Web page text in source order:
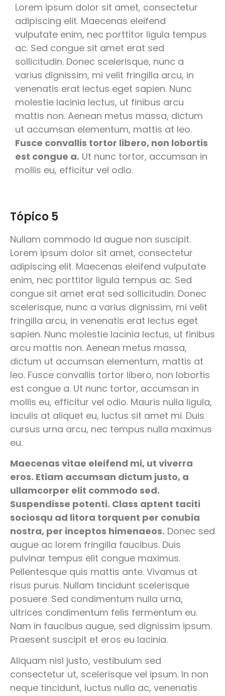
Lorem ipsum dolor sit amet, consectetur
adipiscing elit. Maecenas eleifend
vulputate enim, nec porttitor ligula tempus
ac. Sed congue sit amet erat sed
sollicitudin. Donec scelerisque, nunc a
varius dignissim, mi velit fringilla arcu, in
venenatis erat lectus eget sapien. Nunc
molestie lacinia lectus, ut finibus arcu
mattis non. Aenean metus massa, dictum
ut accumsan elementum, mattis at leo.
Fusce convallis tortor libero, non lobortis
est congue a. Ut nunc tortor, accumsan in
mollis eu, efficitur vel odio.
Tópico 5
Nullam commodo id augue non suscipit.
Lorem ipsum dolor sit amet, consectetur
adipiscing elit. Maecenas eleifend vulputate
enim, nec porttitor ligula tempus ac. Sed
congue sit amet erat sed sollicitudin. Donec
scelerisque, nunc a varius dignissim, mi velit
fringilla arcu, in venenatis erat lectus eget
sapien. Nunc molestie lacinia lectus, ut finibus
arcu mattis non. Aenean metus massa,
dictum ut accumsan elementum, mattis at
leo. Fusce convallis tortor libero, non lobortis
est congue a. Ut nunc tortor, accumsan in
mollis eu, efficitur vel odio. Mauris nulla ligula,
iaculis at aliquet eu, luctus sit amet mi. Duis
cursus urna arcu, nec tempus nulla maximus
eu.
Maecenas vitae eleifend mi, ut viverra
eros. Etiam accumsan dictum justo, a
ullamcorper elit commodo sed.
Suspendisse potenti. Class aptent taciti
sociosqu ad litora torquent per conubia
nostra, per inceptos himenaeos. Donec sed
augue ac lorem fringilla faucibus. Duis
pulvinar tempus elit congue maximus.
Pellentesque quis mattis ante. Vivamus at
risus purus. Nullam tincidunt scelerisque
posuere. Sed condimentum nulla urna,
ultrices condimentum felis fermentum eu.
Nam in faucibus augue, sed dignissim ipsum.
Praesent suscipit et eros eu lacinia.
Aliquam nisl justo, vestibulum sed
consectetur ut, scelerisque vel ipsum. In non
neque tincidunt, luctus nulla ac, venenatis